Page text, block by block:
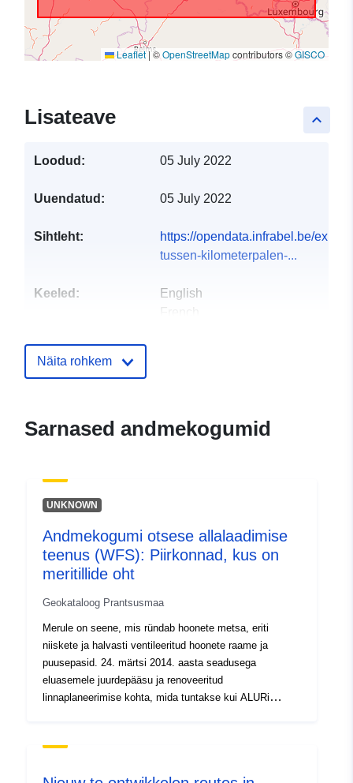
Leaflet|©OpenStreetMapcontributors ©GISCO
keyboard_arrow_up
Lisateave
Loodud: 05 July 2022
Uuendatud: 05 July 2022
Sihtleht:
https://opendata.infrabel.be/
tussen-kilometerpalen-...
Keeled:
English
French
Väljaandja:
Kataloogi kirje: Lisatud andmetele.europa.eu:
September 2023
Geograafiline
ulatus:
Koordinaadid: [ [ 2.54, 51.51
], [ 6.41, 51.51 ], [ 6.41, 49.49
] ]
Näita rohkem
Sarnased andmekogumid
UNKNOWN
Andmekogumi otsese allalaadimise
teenus (WFS): Piirkonnad, kus on
meritillide oht
Geokataloog Prantsusmaa
Merule on seene, mis ründab hoonete metsa, eriti
niiskete ja halvasti ventileeritud hoonete raame ja
puusepasid. 24. märtsi 2014. aasta seadusega
eluasemele juurdepääsu ja renoveeritud
linnaplaneerimise kohta, mida tuntakse kui ALURi
lisatakse ehitus- ja elamuseadustiku artiklitele L 133.7–L